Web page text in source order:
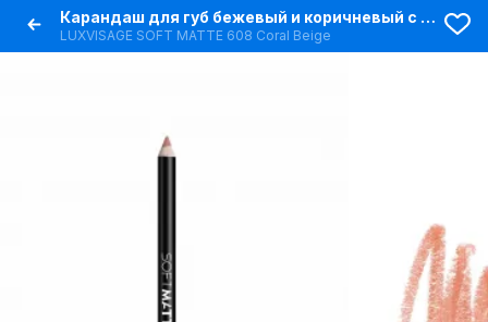
Карандаш для губ бежевый и коричневый с насыщенным пигментом
LUXVISAGE SOFT MATTE 608 Coral Beige